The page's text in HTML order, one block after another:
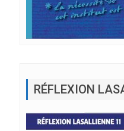
RÉFLEXION